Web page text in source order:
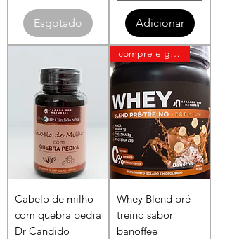
Esgotado Adicionar
Cabelo de milho
com quebra pedra
Dr Candido
compre e ganhe uma pasta bendu
Whey Blend pré-
treino sabor
banoffee